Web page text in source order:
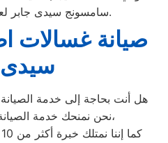
سامسونج سيدى جابر لعمل الإصلاحات اللازمة.
صيانة غسالات
سيدى
هل أنت بحاجة إلى خدمة الصيانة
نحن نمنحك خدمة الصيانة الفورية التي ترغب بها،